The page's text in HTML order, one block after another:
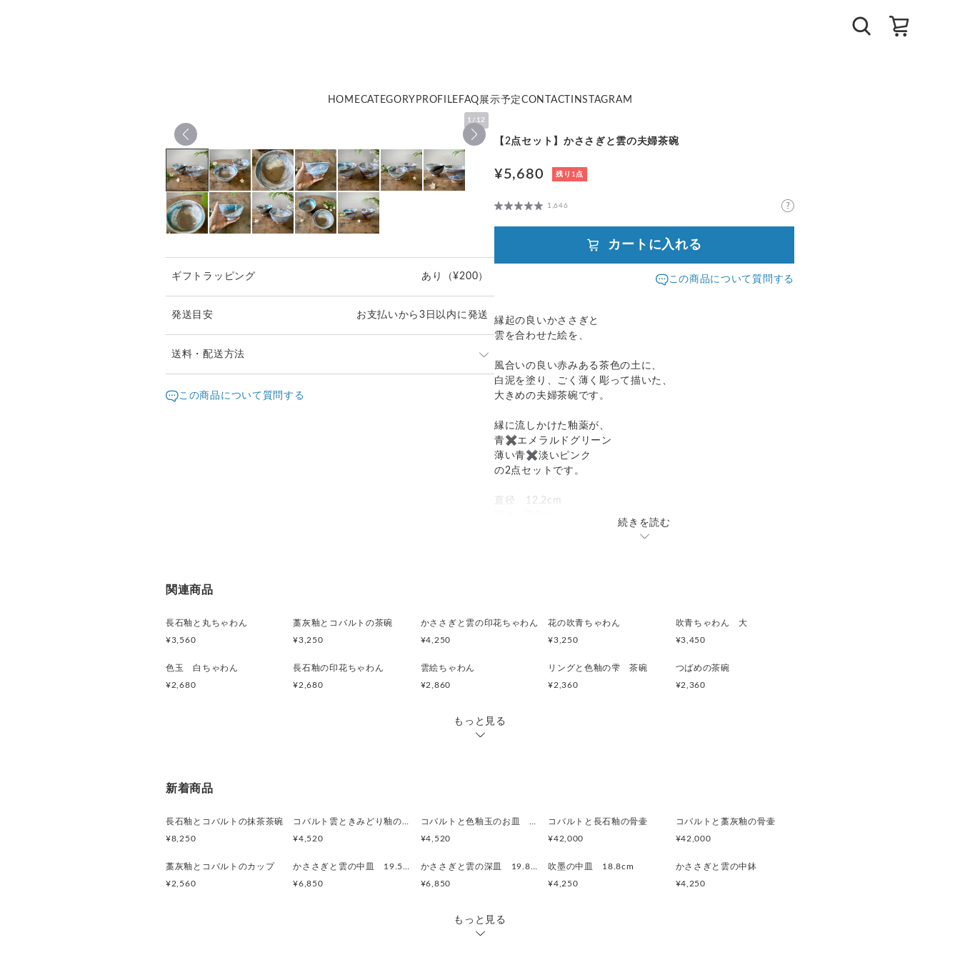
HOMECATEGORY PROFILE FAQ展示予定CONTACT INSTAGRAM
1 / 12
ギフトラッピング あり （¥200）
発送目安 お支払いから3日以内に発送
送料・配送方法
この商品について質問する
【2点セット】かささぎと雲の夫婦茶碗
¥5,680 残り1点
1,646
カートに入れる
この商品について質問する
縁起の良いかささぎと
雲を合わせた絵を、
風合いの良い赤みある茶色の土に、
白泥を塗り、ごく薄く彫って描いた、
大きめの夫婦茶碗です。
縁に流しかけた釉薬が、
青✖️エメラルドグリーン
薄い青✖️淡いピンク
の2点セットです。
直径 12.2cm
続きを読む
関連商品
長石釉と丸ちゃわん
¥3,560
藁灰釉とコバルトの茶碗
¥3,250
かささぎと雲の印花ちゃわん
¥4,250
花の吹青ちゃわん
¥3,250
吹青ちゃわん 大
¥3,450
色玉 白ちゃわん
¥2,680
長石釉の印花ちゃわん
¥2,680
雲絵ちゃわん
¥2,860
リングと色釉の雫 茶碗
¥2,360
つばめの茶碗
¥2,360
もっと見る
新着商品
長石釉とコバルトの抹茶茶碗
¥8,250
¥4,520
¥4,520
コバルトと長石釉の骨壷
¥42,000
コバルトと藁灰釉の骨壷
¥42,000
藁灰釉とコバルトのカップ
¥2,560
¥6,850
¥6,850
吹墨の中皿 18.8cm
¥4,250
かささぎと雲の中鉢
¥4,250
もっと見る